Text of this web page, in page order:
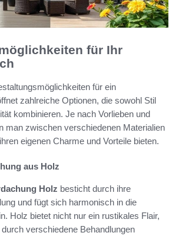
für Ihr
für ein
zahlreiche Optionen, die sowohl Stil
kombinieren. Je nach Vorlieben und
man zwischen verschiedenen Materialien
eigenen Charme und Vorteile bieten.
aus Holz
Holz besticht durch ihre
und fügt sich harmonisch in die
Holz bietet nicht nur ein rustikales Flair,
verschiedene Behandlungen